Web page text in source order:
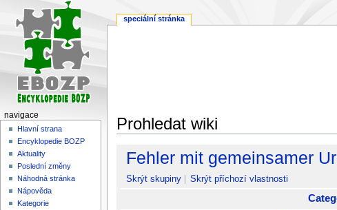
Prohledat wiki
Skočit
navigaci
Skočit
vyhledávání
Fehler mit gemeinsamer
Skrýt skupiny Skrýt příchozí vlastnosti
speciální stránka
navigace
Hlavní strana
Encyklopedie BOZP
Aktuality
Poslední změny
Náhodná stránka
Nápověda
Kategorie